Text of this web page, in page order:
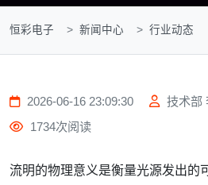
恒彩电子 新闻中心 行业动态
2026-06-16 23:09:30 技术部
1734次阅读
流明的物理意义是衡量光源发出的